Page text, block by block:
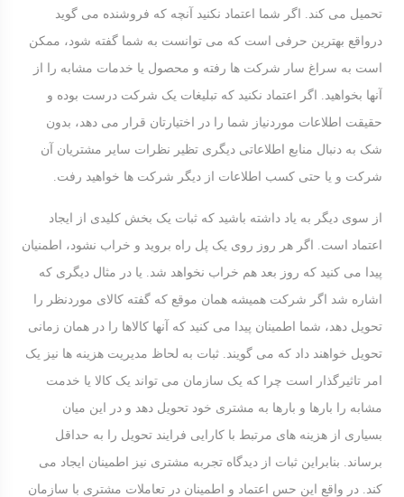
تحمیل می کند. اگر شما اعتماد نکنید آنچه که فروشنده می گوید
درواقع بهترین حرفی است که می توانست به شما گفته شود، ممکن
است به سراغ سار شرکت ها رفته و محصول یا خدمات مشابه را از
آنها بخواهید. اگر اعتماد نکنید که تبلیغات یک شرکت درست بوده و
حقیقت اطلاعات موردنیاز شما را در اختیارتان قرار می دهد، بدون
شک به دنبال منابع اطلاعاتی دیگری تظیر نظرات سایر مشتریان آن
شرکت و یا حتی کسب اطلاعات از دیگر شرکت ها خواهید رفت.
از سوی دیگر به یاد داشته باشید که ثبات یک بخش کلیدی از ایجاد
اعتماد است. اگر هر روز روی یک پل راه بروید و خراب نشود، اطمنیان
پیدا می کنید که روز بعد هم خراب نخواهد شد. یا در مثال دیگری که
اشاره شد اگر شرکت همیشه همان موقع که گفته کالای موردنظر را
تحویل دهد، شما اطمینان پیدا می کنید که آنها کالاها را در همان زمانی
تحویل خواهند داد که می گویند. ثبات به لحاظ مدیریت هزینه ها نیز یک
امر تاثیرگذار است چرا که یک سازمان می تواند یک کالا یا خدمت
مشابه را بارها و بارها به مشتری خود تحویل دهد و در این میان
بسیاری از هزینه های مرتبط با کارایی فرایند تحویل را به حداقل
برساند. بنابراین ثبات از دیدگاه تجربه مشتری نیز اطمینان ایجاد می
کند. در واقع این حس اعتماد و اطمینان در تعاملات مشتری با سازمان